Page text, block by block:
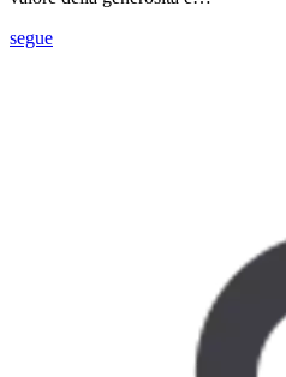
segue